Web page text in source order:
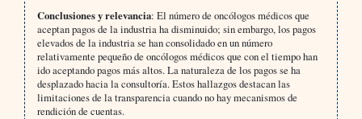
Conclusiones y relevancia: El número de oncólogos médicos que
aceptan pagos de la industria ha disminuido; sin embargo, los pagos
elevados de la industria se han consolidado en un número
relativamente pequeño de oncólogos médicos que con el tiempo han
ido aceptando pagos más altos. La naturaleza de los pagos se ha
desplazado hacia la consultoría. Estos hallazgos destacan las
limitaciones de la transparencia cuando no hay mecanismos de
rendición de cuentas.